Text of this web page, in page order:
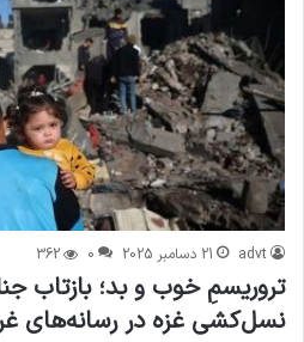
advt 21 دسامبر 2025 0
362
تروریسمِ خوب و بد؛ بازتاب
نسل‌کشی غزه در رسانه‌های